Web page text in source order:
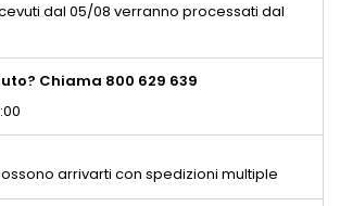
dal 05/08 verranno processati dal
Chiama 800 629 639
arrivarti con spedizioni multiple